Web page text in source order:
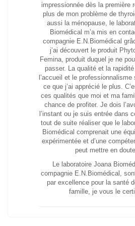
impressionnée dès la première
plus de mon problème de
aussi la ménopause, le
Biomédical m’a mis en
compagnie E.N.Biomédical
j’ai découvert le produit
Femina, produit duquel je ne
passer. La qualité et la
l’accueil et le
ce que j’ai apprécié le plus.
ces qualités que moi et ma
chance de profiter. Je dois
l’instant ou je suis entrée dans
tout de suite réaliser que le
Biomédical comprenait une
expérimentée et d’une
peut mettre en
Le laboratoire Joana
compagnie E.N.Biomédical,
par excellence pour la santé
famille, je vous le